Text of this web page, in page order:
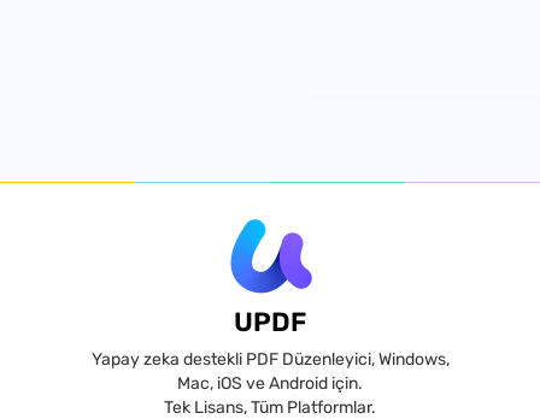
UPDF
Yapay zeka destekli PDF Düzenleyici, Windows,
Mac, iOS ve Android için.
Tek Lisans, Tüm Platformlar.